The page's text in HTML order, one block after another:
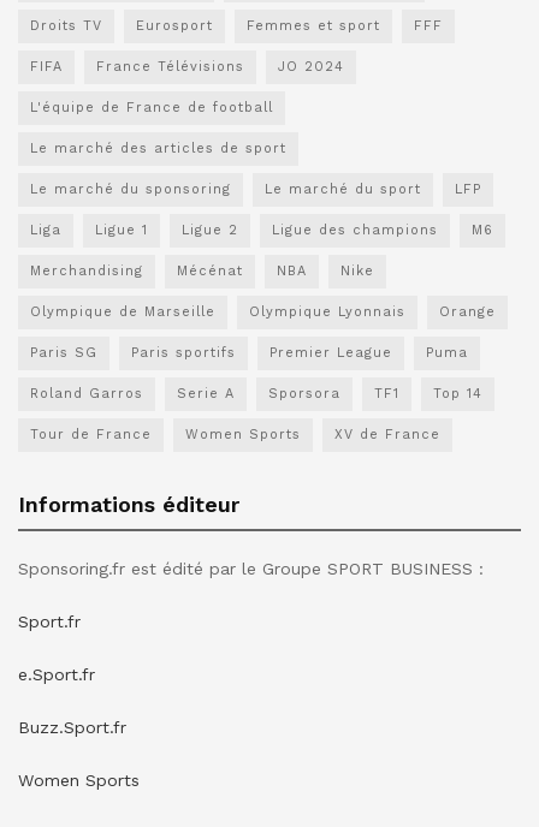
Droits TV Eurosport Femmes et sport FFF
FIFA France Télévisions JO 2024
L'équipe de France de football
Le marché des articles de sport
Le marché du sponsoring Le marché du sport LFP
Liga Ligue 1 Ligue 2 Ligue des champions M6
Merchandising Mécénat NBA Nike
Olympique de Marseille Olympique Lyonnais Orange
Paris SG Paris sportifs Premier League Puma
Roland Garros Serie A Sporsora TF1 Top 14
Tour de France Women Sports XV de France
Informations éditeur
Sponsoring.fr est édité par le Groupe SPORT BUSINESS :
Sport.fr
e.Sport.fr
Buzz.Sport.fr
Women Sports